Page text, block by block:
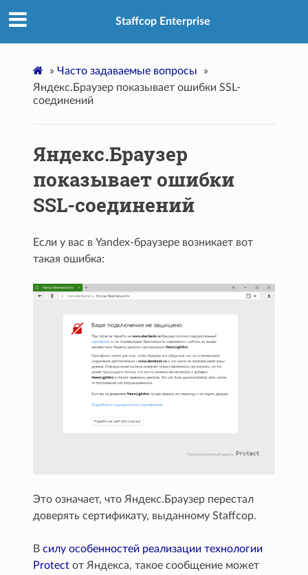
Staffcop Enterprise
» Часто задаваемые вопросы
»
Яндекс.Браузер показывает ошибки SSL-
соединений
Яндекс.Браузер
показывает ошибки
SSL-соединений
Если у вас в Yandex-браузере возникает вот
такая ошибка:
Это означает, что Яндекс.Браузер перестал
доверять сертификату, выданному Staffcop.
Всилу особенностей реализации технологии
Protect от Яндекса, такое сообщение может